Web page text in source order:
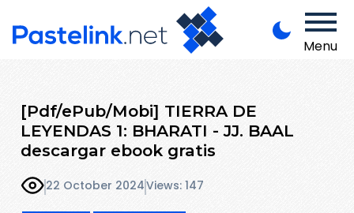
Menu
[Pdf/ePub/Mobi] TIERRA DE
LEYENDAS 1: BHARATI - JJ. BAAL
descargar ebook gratis
22 October 2024Views: 147